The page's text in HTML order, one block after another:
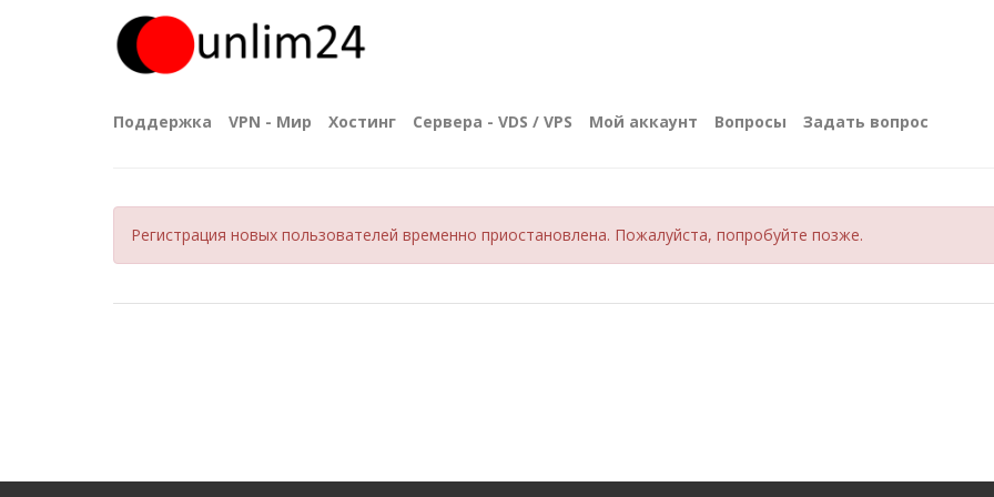
Поддержка VPN - Мир Хостинг Сервера - VDS / VPS Мой аккаунт Вопросы Задать вопрос
Регистрация новых пользователей временно приостановлена. Пожалуйста, попробуйте позже.